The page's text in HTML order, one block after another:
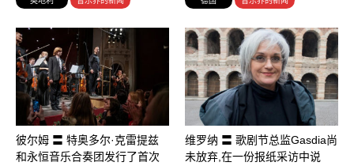
彼尔姆 〓 特奥多尔·克雷提兹
和永恒音乐合奏团发行了首次
维罗纳 〓 歌剧节总监Gasdia尚
未放弃,在一份报纸采访中说